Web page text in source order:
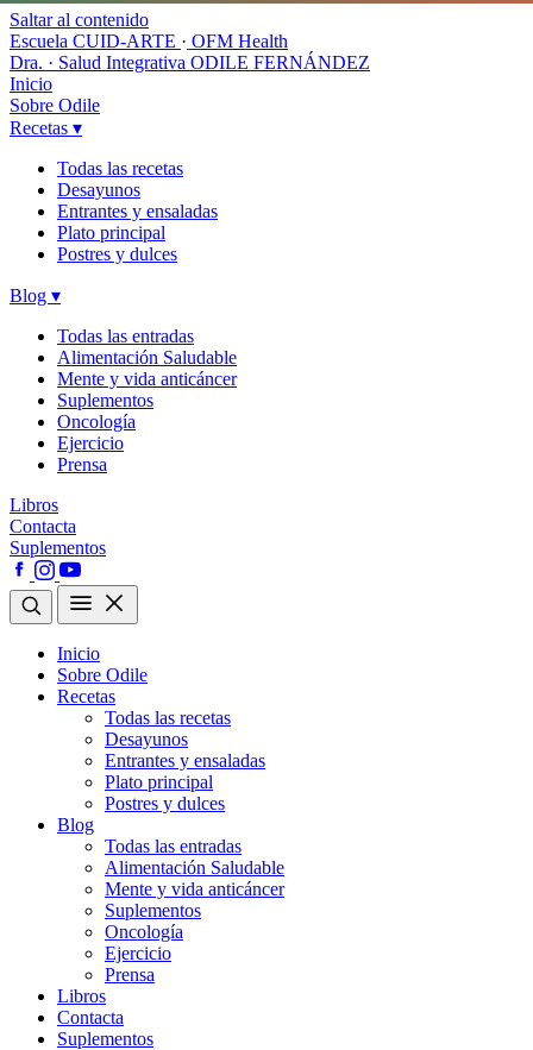
Saltar al contenido
Escuela CUID-ARTE · OFM Health
Dra. · Salud Integrativa ODILE FERNÁNDEZ
Inicio
Sobre Odile
Recetas ▾
Todas las recetas
Desayunos
Entrantes y ensaladas
Plato principal
Postres y dulces
Blog ▾
Todas las entradas
Alimentación Saludable
Mente y vida anticáncer
Suplementos
Oncología
Ejercicio
Prensa
Libros
Contacta
Suplementos
Inicio
Sobre Odile
Recetas
Todas las recetas
Desayunos
Entrantes y ensaladas
Plato principal
Postres y dulces
Blog
Todas las entradas
Alimentación Saludable
Mente y vida anticáncer
Suplementos
Oncología
Ejercicio
Prensa
Libros
Contacta
Suplementos